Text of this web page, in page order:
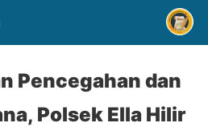
Pencegahan dan
Polsek Ella Hilir